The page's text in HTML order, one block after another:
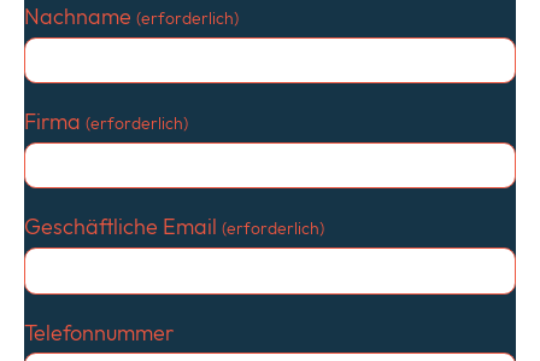
Nachname (erforderlich)
Firma (erforderlich)
Geschäftliche Email (erforderlich)
Telefonnummer